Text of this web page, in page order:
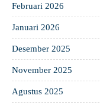
Februari 2026
Januari 2026
Desember 2025
November 2025
Agustus 2025